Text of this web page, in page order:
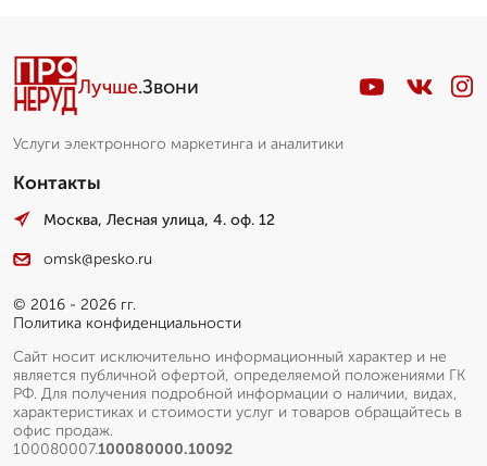
Лучше.Звони
Услуги электронного маркетинга и аналитики
Контакты
Москва, Лесная улица, 4. оф. 12
omsk@pesko.ru
© 2016 - 2026 гг.
Политика конфиденциальности
Сайт носит исключительно информационный характер и не
является публичной офертой, определяемой положениями ГК
РФ. Для получения подробной информации о наличии, видах,
характеристиках и стоимости услуг и товаров обращайтесь в
офис продаж.
100080007.100080000.10092